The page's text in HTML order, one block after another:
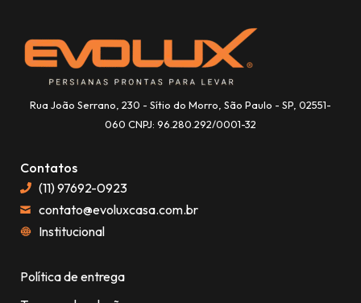
Rua João Serrano, 230 - Sítio do Morro, São Paulo - SP, 02551-
060 CNPJ: 96.280.292/0001-32
Contatos
(11) 97692-0923
contato@evoluxcasa.com.br
Institucional
Política de entrega